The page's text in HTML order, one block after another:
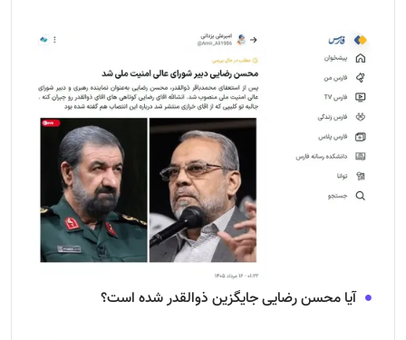
آیا محسن رضایی جایگزین ذوالقدر شده است؟